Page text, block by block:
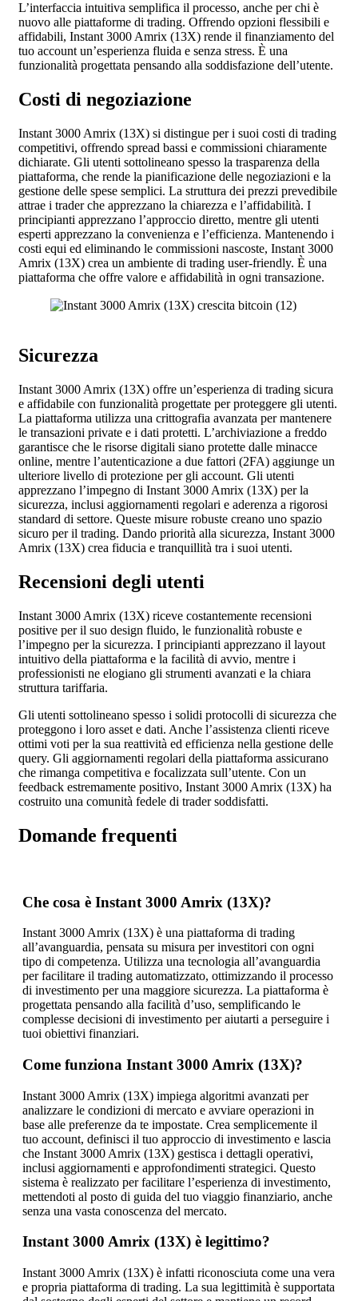
L’interfaccia intuitiva semplifica il processo, anche per chi è
nuovo alle piattaforme di trading. Offrendo opzioni flessibili e
affidabili, Instant 3000 Amrix (13X) rende il finanziamento del
tuo account un’esperienza fluida e senza stress. È una
funzionalità progettata pensando alla soddisfazione dell’utente.
Costi di negoziazione
Instant 3000 Amrix (13X) si distingue per i suoi costi di trading
competitivi, offrendo spread bassi e commissioni chiaramente
dichiarate. Gli utenti sottolineano spesso la trasparenza della
piattaforma, che rende la pianificazione delle negoziazioni e la
gestione delle spese semplici. La struttura dei prezzi prevedibile
attrae i trader che apprezzano la chiarezza e l’affidabilità. I
principianti apprezzano l’approccio diretto, mentre gli utenti
esperti apprezzano la convenienza e l’efficienza. Mantenendo i
costi equi ed eliminando le commissioni nascoste, Instant 3000
Amrix (13X) crea un ambiente di trading user-friendly. È una
piattaforma che offre valore e affidabilità in ogni transazione.
Sicurezza
Instant 3000 Amrix (13X) offre un’esperienza di trading sicura
e affidabile con funzionalità progettate per proteggere gli utenti.
La piattaforma utilizza una crittografia avanzata per mantenere
le transazioni private e i dati protetti. L’archiviazione a freddo
garantisce che le risorse digitali siano protette dalle minacce
online, mentre l’autenticazione a due fattori (2FA) aggiunge un
ulteriore livello di protezione per gli account. Gli utenti
apprezzano l’impegno di Instant 3000 Amrix (13X) per la
sicurezza, inclusi aggiornamenti regolari e aderenza a rigorosi
standard di settore. Queste misure robuste creano uno spazio
sicuro per il trading. Dando priorità alla sicurezza, Instant 3000
Amrix (13X) crea fiducia e tranquillità tra i suoi utenti.
Recensioni degli utenti
Instant 3000 Amrix (13X) riceve costantemente recensioni
positive per il suo design fluido, le funzionalità robuste e
l’impegno per la sicurezza. I principianti apprezzano il layout
intuitivo della piattaforma e la facilità di avvio, mentre i
professionisti ne elogiano gli strumenti avanzati e la chiara
struttura tariffaria.
Gli utenti sottolineano spesso i solidi protocolli di sicurezza che
proteggono i loro asset e dati. Anche l’assistenza clienti riceve
ottimi voti per la sua reattività ed efficienza nella gestione delle
query. Gli aggiornamenti regolari della piattaforma assicurano
che rimanga competitiva e focalizzata sull’utente. Con un
feedback estremamente positivo, Instant 3000 Amrix (13X) ha
costruito una comunità fedele di trader soddisfatti.
Domande frequenti
Che cosa è Instant 3000 Amrix (13X)?
Instant 3000 Amrix (13X) è una piattaforma di trading
all’avanguardia, pensata su misura per investitori con ogni
tipo di competenza. Utilizza una tecnologia all’avanguardia
per facilitare il trading automatizzato, ottimizzando il processo
di investimento per una maggiore sicurezza. La piattaforma è
progettata pensando alla facilità d’uso, semplificando le
complesse decisioni di investimento per aiutarti a perseguire i
tuoi obiettivi finanziari.
Come funziona Instant 3000 Amrix (13X)?
Instant 3000 Amrix (13X) impiega algoritmi avanzati per
analizzare le condizioni di mercato e avviare operazioni in
base alle preferenze da te impostate. Crea semplicemente il
tuo account, definisci il tuo approccio di investimento e lascia
che Instant 3000 Amrix (13X) gestisca i dettagli operativi,
inclusi aggiornamenti e approfondimenti strategici. Questo
sistema è realizzato per facilitare l’esperienza di investimento,
mettendoti al posto di guida del tuo viaggio finanziario, anche
senza una vasta conoscenza del mercato.
Instant 3000 Amrix (13X) è legittimo?
Instant 3000 Amrix (13X) è infatti riconosciuta come una vera
e propria piattaforma di trading. La sua legittimità è supportata